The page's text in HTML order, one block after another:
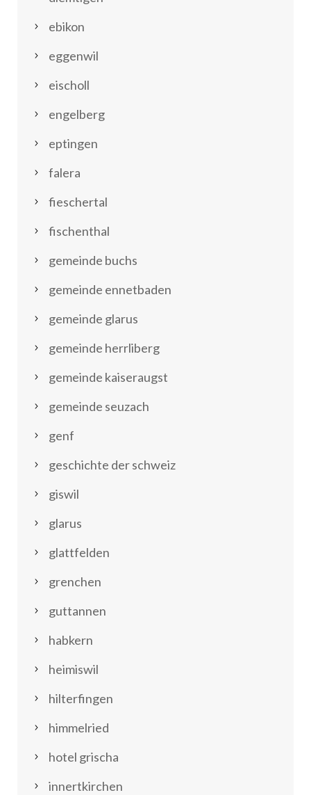
ebikon
eggenwil
eischoll
engelberg
eptingen
falera
fieschertal
fischenthal
gemeinde buchs
gemeinde ennetbaden
gemeinde glarus
gemeinde herrliberg
gemeinde kaiseraugst
gemeinde seuzach
genf
geschichte der schweiz
giswil
glarus
glattfelden
grenchen
guttannen
habkern
heimiswil
hilterfingen
himmelried
hotel grischa
innertkirchen